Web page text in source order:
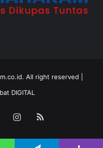
All right reserved |
DIGITAL
YouTubeInstagram